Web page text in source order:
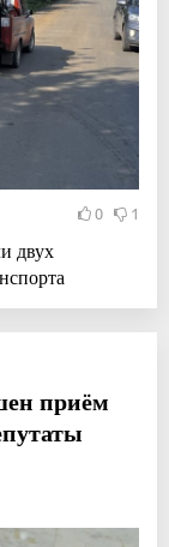
0 1
двух
приём